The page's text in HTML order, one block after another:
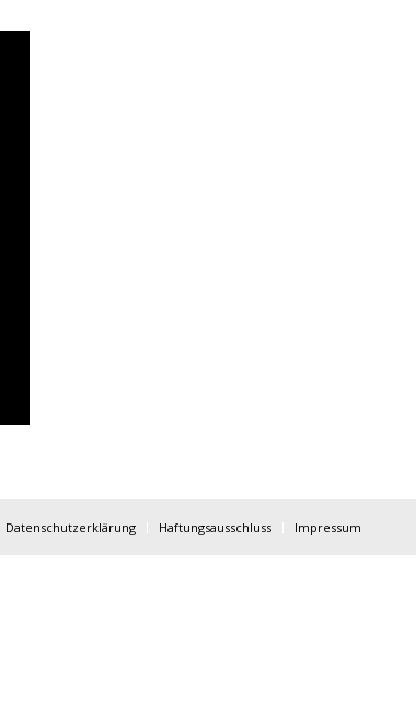
Datenschutzerklärung Haftungsausschluss Impressum